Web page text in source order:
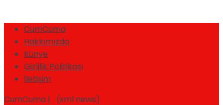
CumCuma
Hakkımızda
Künye
Gizlilik Politikası
İletişim
CumCuma | (xml news)